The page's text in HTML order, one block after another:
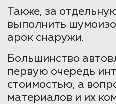
Также, за
выполнить
арок снаружи.
Большинство
первую очередь
стоимостью, а
материалов и их